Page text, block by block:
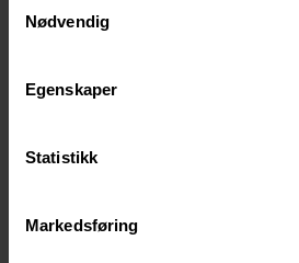
Nødvendig
Egenskaper
Statistikk
Markedsføring